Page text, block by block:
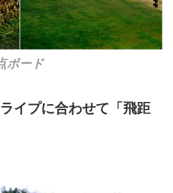
ボード
イプに合わせて「飛距